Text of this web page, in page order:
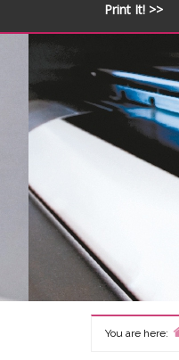
Print It! >>
You are here: